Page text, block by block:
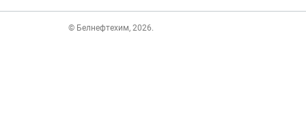
© Белнефтехим, 2026.